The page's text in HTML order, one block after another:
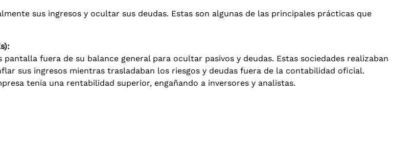
sus ingresos y ocultar sus deudas. Estas son algunas de las principales prácticas que
fuera de su balance general para ocultar pasivos y deudas. Estas sociedades realizaban
sus ingresos mientras trasladaban los riesgos y deudas fuera de la contabilidad oficial.
tenía una rentabilidad superior, engañando a inversores y analistas.